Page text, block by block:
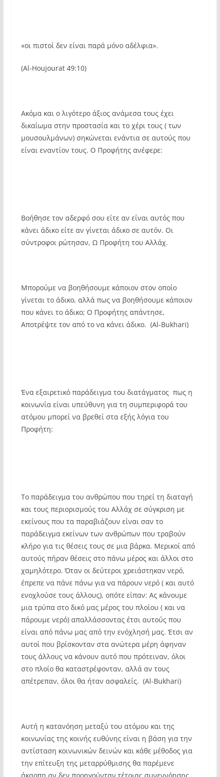
«οι πιστοί δεν είναι παρά μόνο αδέλφια».
(Al-Houjourat 49:10)
Ακόμα και ο λιγότερο άξιος ανάμεσα τους έχει
δικαίωμα στην προστασία και το χέρι τους ( των
μουσουλμάνων) σηκώνεται ενάντια σε αυτούς που
είναι εναντίον τους. Ο Προφήτης ανέφερε:
Βοήθησε τον αδερφό σου είτε αν είναι αυτός που
κάνει άδικο είτε αν γίνεται άδικο σε αυτόν. Οι
σύντροφοι ρώτησαν, Ω Προφήτη του Αλλάχ.
Μπορούμε να βοηθήσουμε κάποιον στον οποίο
γίνεται το άδικο, αλλά πως να βοηθήσουμε κάποιον
που κάνει το άδικο; Ο Προφήτης απάντησε, 
Αποτρέψτε τον από το να κάνει άδικο. (Al-Bukhari)
Ένα εξαιρετικό παράδειγμα του διατάγματος πως η
κοινωνία είναι υπεύθυνη για τη συμπεριφορά του
ατόμου μπορεί να βρεθεί στα εξής λόγια του
Προφήτη:
Το παράδειγμα του ανθρώπου που τηρεί τη διαταγή
και τους περιορισμούς του Αλλάχ σε σύγκριση με
εκείνους που τα παραβιάζουν είναι σαν το
παράδειγμα εκείνων των ανθρώπων που τραβούν
κλήρο για τις θέσεις τους σε μια βάρκα. Μερικοί από
αυτούς πήραν θέσεις στο πάνω μέρος και άλλοι στο
χαμηλότερο. Όταν οι δεύτεροι χρειάστηκαν νερό,
έπρεπε να πάνε πάνω για να πάρουν νερό ( και αυτό
ενοχλούσε τους άλλους), οπότε είπαν: Ας κάνουμε
μια τρύπα στο δικό μας μέρος του πλοίου ( και να
πάρουμε νερό) απαλλάσσοντας έτσι αυτούς που
είναι από πάνω μας από την ενόχλησή μας. Έτσι αν
αυτοί που βρίσκονταν στα ανώτερα μέρη άφηναν
τους άλλους να κάνουν αυτό που πρότειναν, όλοι
στο πλοίο θα καταστρέφονταν, αλλά αν τους
απέτρεπαν, όλοι θα ήταν ασφαλείς. (Al-Bukhari)
Αυτή η κατανόηση μεταξύ του ατόμου και της
κοινωνίας της κοινής ευθύνης είναι η βάση για την
αντίσταση κοινωνικών δεινών και κάθε μέθοδος για
την επίτευξη της μεταρρύθμισης θα παρέμενε
άκαρπη αν δεν προηγούνταν τέτοιας συνεννόησης.